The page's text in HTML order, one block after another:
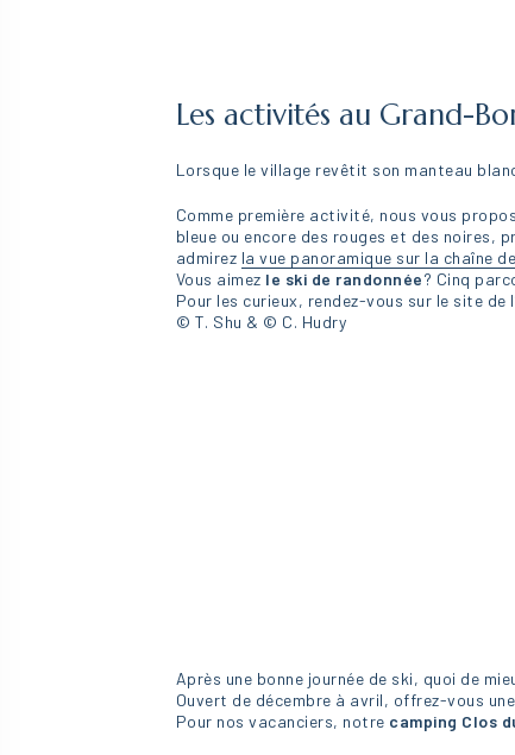
Les activités au Grand-
Lorsque le village revêtit son manteau
Comme première activité, nous vous
bleue ou encore des rouges et des noires,
admirez la vue panoramique sur la chaîne
Vous aimez le ski de randonnée? Cinq
Pour les curieux, rendez-vous sur le site
© T. Shu & © C. Hudry
Après une bonne journée de ski, quoi de
Ouvert de décembre à avril, offrez-vous
Pour nos vacanciers, notre camping Clos